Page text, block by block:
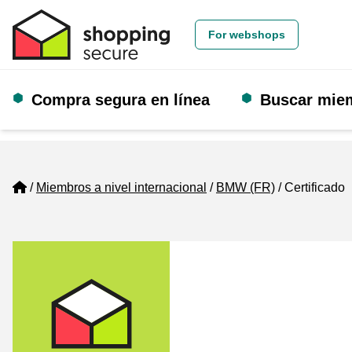
For webshops
Compra segura en línea Buscar
Home
Miembros a nivel internacional BMW (FR) Certificado